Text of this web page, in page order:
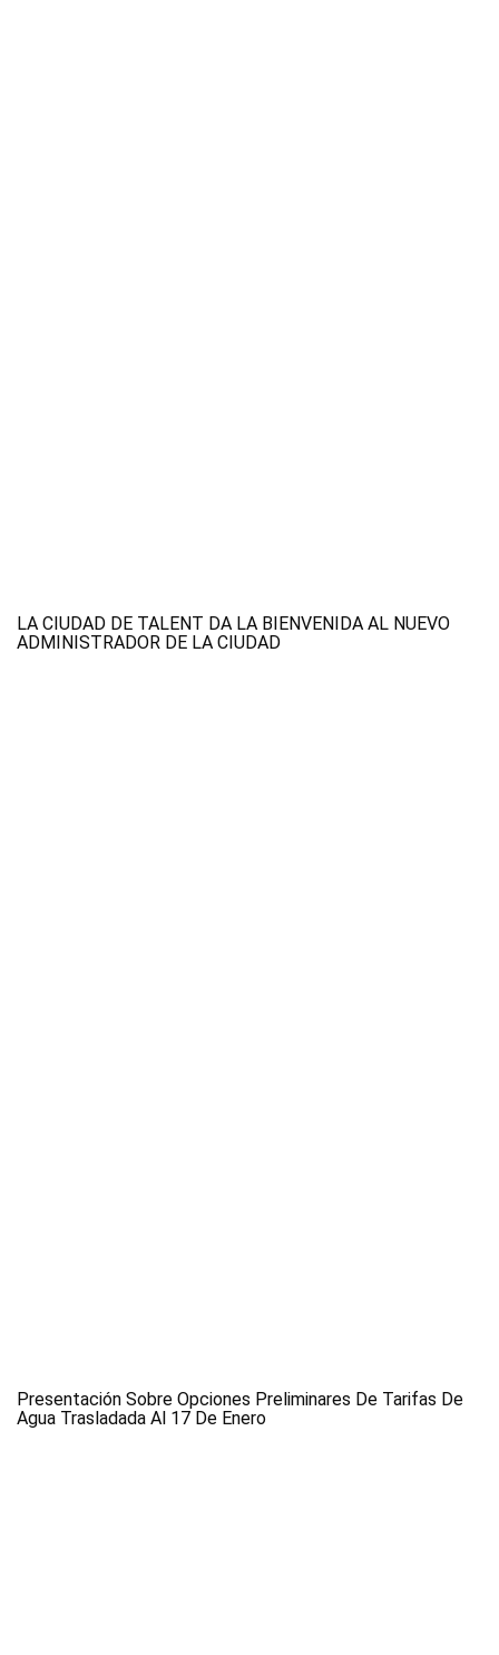
LA CIUDAD DE TALENT DA LA BIENVENIDA AL NUEVO
ADMINISTRADOR DE LA CIUDAD
Presentación Sobre Opciones Preliminares De Tarifas De
Agua Trasladada Al 17 De Enero